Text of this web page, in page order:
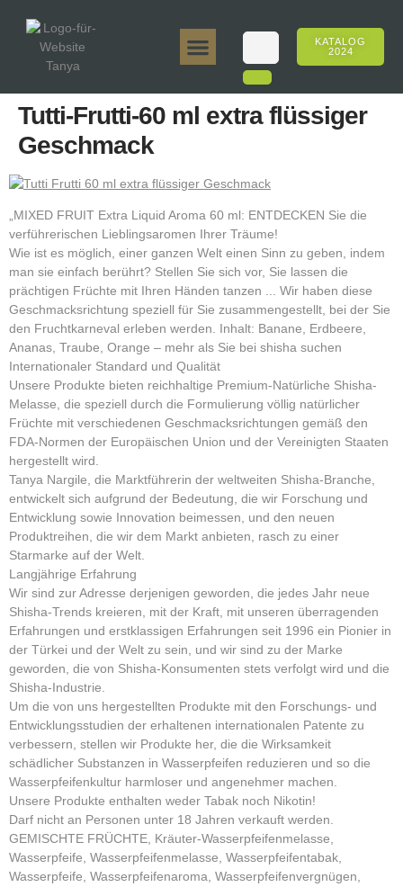
KATALOG
2024
Tutti-Frutti-60 ml extra flüssiger
Geschmack
„MIXED FRUIT Extra Liquid Aroma 60 ml: ENTDECKEN Sie die
verführerischen Lieblingsaromen Ihrer Träume!
Wie ist es möglich, einer ganzen Welt einen Sinn zu geben, indem
man sie einfach berührt? Stellen Sie sich vor, Sie lassen die
prächtigen Früchte mit Ihren Händen tanzen ... Wir haben diese
Geschmacksrichtung speziell für Sie zusammengestellt, bei der Sie
den Fruchtkarneval erleben werden. Inhalt: Banane, Erdbeere,
Ananas, Traube, Orange – mehr als Sie bei shisha suchen
Internationaler Standard und Qualität
Unsere Produkte bieten reichhaltige Premium-Natürliche Shisha-
Melasse, die speziell durch die Formulierung völlig natürlicher
Früchte mit verschiedenen Geschmacksrichtungen gemäß den
FDA-Normen der Europäischen Union und der Vereinigten Staaten
hergestellt wird.
Tanya Nargile, die Marktführerin der weltweiten Shisha-Branche,
entwickelt sich aufgrund der Bedeutung, die wir Forschung und
Entwicklung sowie Innovation beimessen, und den neuen
Produktreihen, die wir dem Markt anbieten, rasch zu einer
Starmarke auf der Welt.
Langjährige Erfahrung
Wir sind zur Adresse derjenigen geworden, die jedes Jahr neue
Shisha-Trends kreieren, mit der Kraft, mit unseren überragenden
Erfahrungen und erstklassigen Erfahrungen seit 1996 ein Pionier in
der Türkei und der Welt zu sein, und wir sind zu der Marke
geworden, die von Shisha-Konsumenten stets verfolgt wird und die
Shisha-Industrie.
Um die von uns hergestellten Produkte mit den Forschungs- und
Entwicklungsstudien der erhaltenen internationalen Patente zu
verbessern, stellen wir Produkte her, die die Wirksamkeit
schädlicher Substanzen in Wasserpfeifen reduzieren und so die
Wasserpfeifenkultur harmloser und angenehmer machen.
Unsere Produkte enthalten weder Tabak noch Nikotin!
Darf nicht an Personen unter 18 Jahren verkauft werden.
GEMISCHTE FRÜCHTE, Kräuter-Wasserpfeifenmelasse,
Wasserpfeife, Wasserpfeifenmelasse, Wasserpfeifentabak,
Wasserpfeife, Wasserpfeifenaroma, Wasserpfeifenvergnügen,